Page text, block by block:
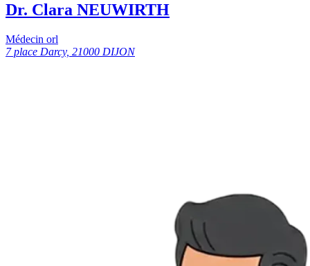
Dr. Clara NEUWIRTH
Médecin orl
7 place Darcy, 21000 DIJON